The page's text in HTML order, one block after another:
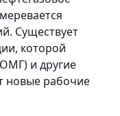
Существует
которой
и другие
новые рабочие